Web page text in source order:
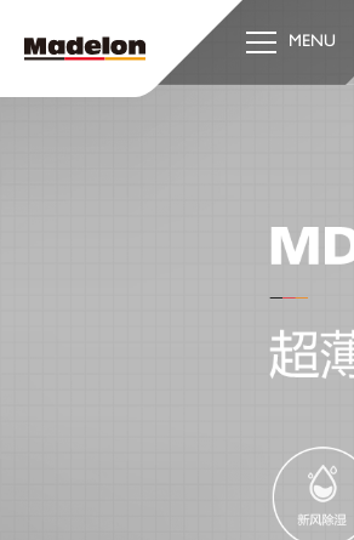
MENU